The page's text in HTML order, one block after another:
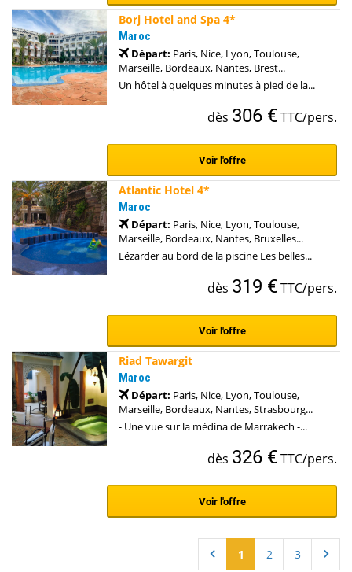
Borj Hotel and Spa 4*
Maroc
Départ: Paris, Nice, Lyon, Toulouse,
Marseille, Bordeaux, Nantes, Brest...
Un hôtel à quelques minutes à pied de la...
dès 306 €TTC/pers.
Voir l'offre
Atlantic Hotel 4*
Maroc
Départ: Paris, Nice, Lyon, Toulouse,
Marseille, Bordeaux, Nantes, Bruxelles...
Lézarder au bord de la piscine Les belles...
dès 319 €TTC/pers.
Voir l'offre
Riad Tawargit
Maroc
Départ: Paris, Nice, Lyon, Toulouse,
Marseille, Bordeaux, Nantes, Strasbourg...
- Une vue sur la médina de Marrakech -...
dès 326 €TTC/pers.
Voir l'offre
1 2 3